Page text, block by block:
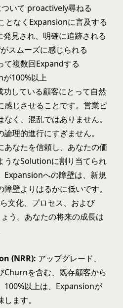
いて proactively尋ねる
となくExpansionに言及する
見され、明確に追跡される
スムーズに感じられる
て複数回Expandする
100%以上
している顧客にとって自然
感じさせることです。営業ピ
く、混乱ではありません。
理的進行にすぎません。
あなたを信頼し、あなたの価
うなSolutionに割り当てられ
Expansionへの障壁は、新規
壁よりはるかに低いです。
文化、プロセス、および
う。あなたの将来の成長は
(NRR): アップグレード、
Churnを含む、既存顧客から
100%以上は、Expansionが
ます。